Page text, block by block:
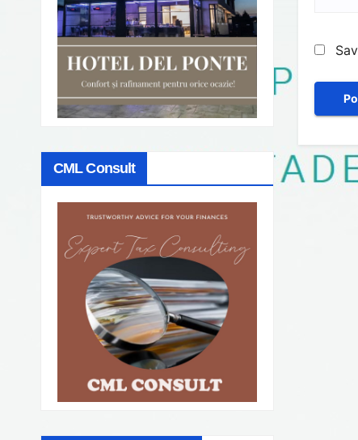
CML Consult